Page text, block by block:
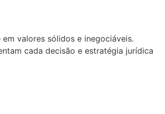
valores sólidos e inegociáveis.
cada decisão e estratégia jurídica